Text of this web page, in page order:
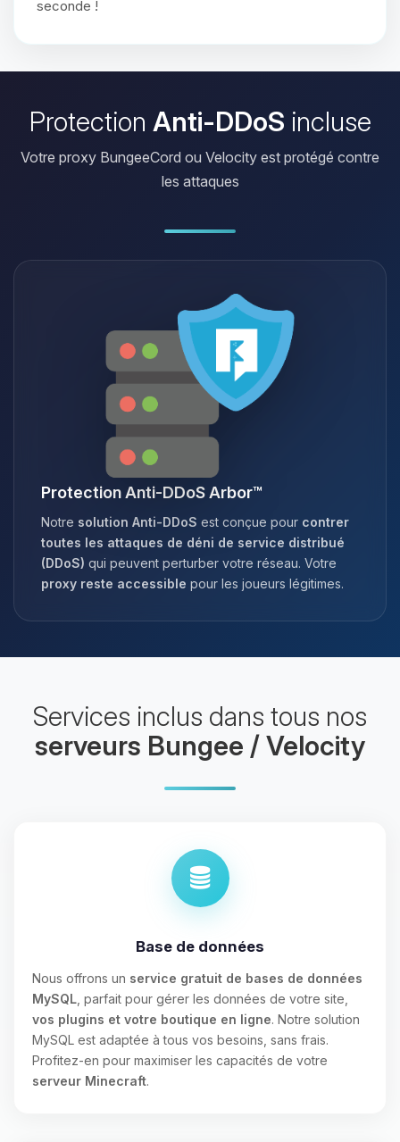
seconde !
Protection Anti-DDoS incluse
Votre proxy BungeeCord ou Velocity est protégé contre
les attaques
Protection Anti-DDoS Arbor™
Notre solution Anti-DDoS est conçue pour contrer
toutes les attaques de déni de service distribué
(DDoS) qui peuvent perturber votre réseau. Votre
proxy reste accessible pour les joueurs légitimes.
Services inclus dans tous nos
serveurs Bungee / Velocity
Base de données
Nous offrons un service gratuit de bases de données
MySQL , parfait pour gérer les données de votre site,
vos plugins et votre boutique en ligne. Notre solution
MySQL est adaptée à tous vos besoins, sans frais.
Profitez-en pour maximiser les capacités de votre
serveur Minecraft.